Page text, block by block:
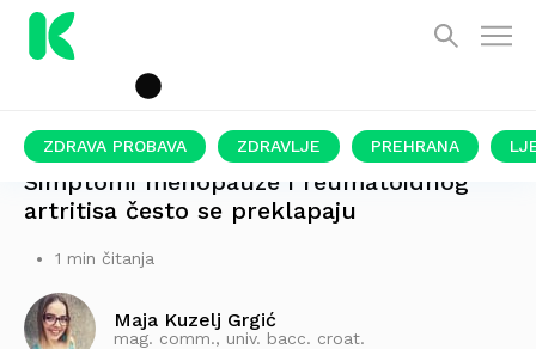
ZDRAVA PROBAVA ZDRAVLJE PREHRANA
Simptomi menopauze i reumatoidnog
artritisa često se preklapaju
1 min čitanja
Maja Kuzelj Grgić
mag. comm., univ. bacc. croat.